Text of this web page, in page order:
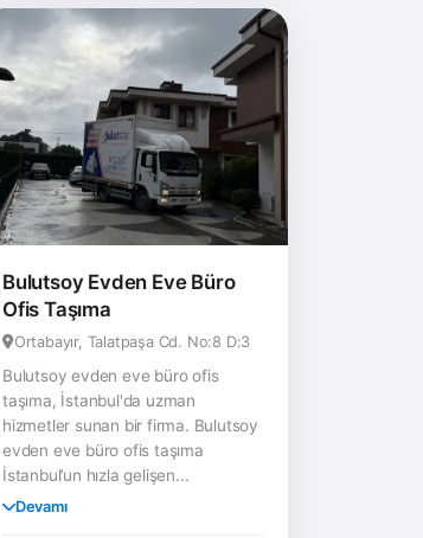
Bulutsoy Evden Eve Büro
Ofis Taşıma
Ortabayır, Talatpaşa Cd. No:8 D:3
Bulutsoy evden eve büro ofis
taşıma, İstanbul'da uzman
hizmetler sunan bir firma. Bulutsoy
evden eve büro ofis taşıma
İstanbul’un hızla gelişen...
Devamı